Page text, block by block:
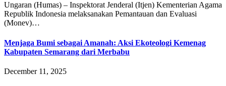
Ungaran (Humas) – Inspektorat Jenderal (Itjen) Kementerian Agama
Republik Indonesia melaksanakan Pemantauan dan Evaluasi
(Monev)…
Menjaga Bumi sebagai Amanah: Aksi Ekoteologi Kemenag
Kabupaten Semarang dari Merbabu
December 11, 2025